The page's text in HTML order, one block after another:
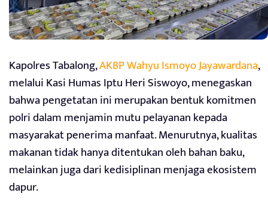
Kapolres Tabalong,AKBP Wahyu Ismoyo Jayawardana,
melalui Kasi Humas Iptu Heri Siswoyo, menegaskan
bahwa pengetatan ini merupakan bentuk komitmen
polri dalam menjamin mutu pelayanan kepada
masyarakat penerima manfaat. Menurutnya, kualitas
makanan tidak hanya ditentukan oleh bahan baku,
melainkan juga dari kedisiplinan menjaga ekosistem
dapur.